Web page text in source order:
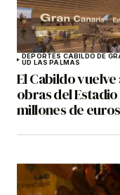
DEPORTES CABILDO DE
UD LAS PALMAS
El Cabildo
obras del
millones de euros